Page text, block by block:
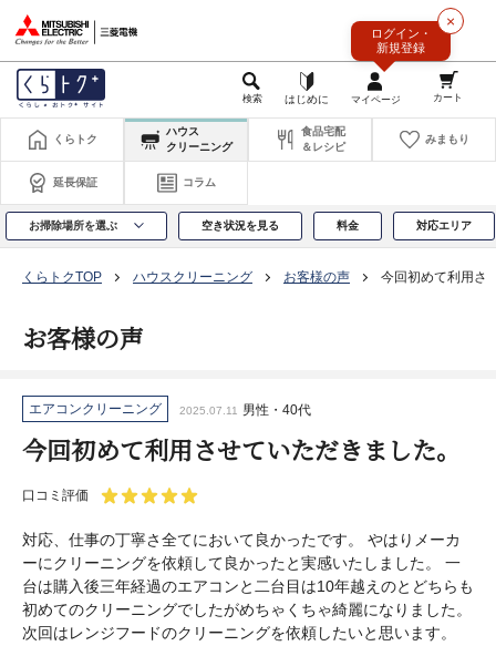
×
ログイン・
新規登録
くらトク
ハウス
クリーニング
食品宅配
＆レシピ
みまもり
延長保証 コラム
お掃除場所を選ぶ 空き状況を見る 料金 対応エリア
くらトクTOP ハウスクリーニング お客様の声 今回初めて利用さ
お客様の声
エアコンクリーニング 2025.07.11 男性・40代
今回初めて利用させていただきました。
口コミ評価
対応、仕事の丁寧さ全てにおいて良かったです。 やはりメーカ
ーにクリーニングを依頼して良かったと実感いたしました。 一
台は購入後三年経過のエアコンと二台目は10年越えのとどちらも
初めてのクリーニングでしたがめちゃくちゃ綺麗になりました。
次回はレンジフードのクリーニングを依頼したいと思います。